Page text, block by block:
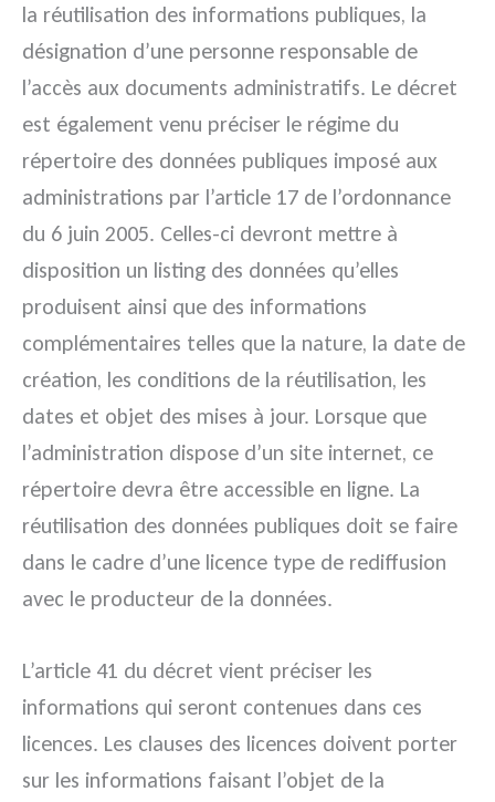
la réutilisation des informations publiques, la
désignation d’une personne responsable de
l’accès aux documents administratifs. Le décret
est également venu préciser le régime du
répertoire des données publiques imposé aux
administrations par l’article 17 de l’ordonnance
du 6 juin 2005. Celles-ci devront mettre à
disposition un listing des données qu’elles
produisent ainsi que des informations
complémentaires telles que la nature, la date de
création, les conditions de la réutilisation, les
dates et objet des mises à jour. Lorsque que
l’administration dispose d’un site internet, ce
répertoire devra être accessible en ligne. La
réutilisation des données publiques doit se faire
dans le cadre d’une licence type de rediffusion
avec le producteur de la données.
L’article 41 du décret vient préciser les
informations qui seront contenues dans ces
licences. Les clauses des licences doivent porter
sur les informations faisant l’objet de la